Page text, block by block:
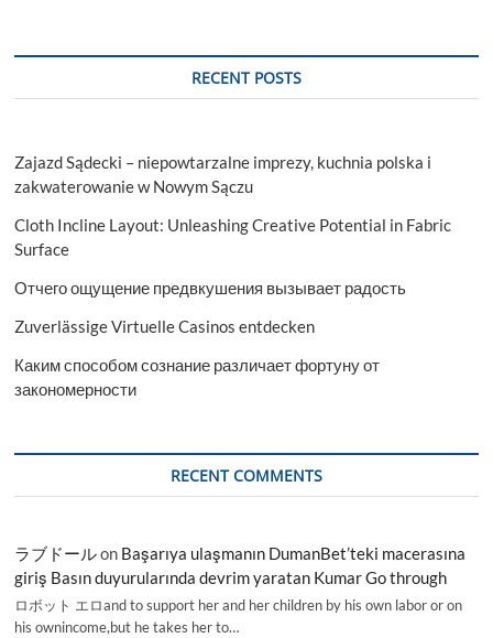
RECENT POSTS
Zajazd Sądecki – niepowtarzalne imprezy, kuchnia polska i
zakwaterowanie w Nowym Sączu
Cloth Incline Layout: Unleashing Creative Potential in Fabric
Surface
Отчего ощущение предвкушения вызывает радость
Zuverlässige Virtuelle Casinos entdecken
Каким способом сознание различает фортуну от
закономерности
RECENT COMMENTS
ラブドールon Başarıya ulaşmanın DumanBet’teki macerasına
giriş Basın duyurularında devrim yaratan Kumar Go through
ロボット エロand to support her and her children by his own labor or on
his ownincome,but he takes her to…